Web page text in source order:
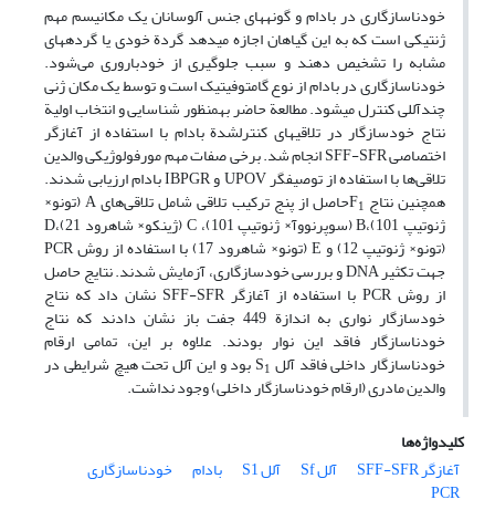
خودناسازگاری در بادام و گونه‏‏های جنس آلوسانان یک مکانیسم مهم
ژنتیکی است که به این گیاهان اجازه می‏‏دهد گردة خودی یا گرده‏‏‏‏های
مشابه را تشخیص دهند و سبب جلوگیری از خودباروری می‌شود.
خودناسازگاری در بادام از نوع گامتوفیتیک است و توسط یک مکان ژنی
چند‏آللی کنترل می‏‏‏شود. مطالعة حاضر به‏منظور شناسایی و انتخاب اولیة
نتاج خودسازگار در تلاقی‏های کنترل‏شدة بادام با استفاده از آغازگر
اختصاصی SFF-SFR انجام شد. برخی صفات مهم مورفولوژیکی والدین
تلاقی‌ها با استفاده از توصیفگر UPOV و IBPGR بادام ارزیابی شدند.
همچنین نتاج F 1 حاصل از پنج ترکیب تلاقی شامل تلاقی‌های A (تونو‏×
ژنوتیپ 101)،B (سوپرنووآ‏× ژنوتیپ 101)، C (ژینکو‏× شاهرود 21)،D
(تونو‏× ژنوتیپ 12) و E (تونو‏× شاهرود 17) با استفاده از روش PCR
جهت تکثیر DNA و بررسی خودسازگاری، آزمایش شدند. نتایج حاصل
از روش PCR با استفاده از آغازگر SFF-SFR نشان داد که نتاج
خودسازگار نواری به اندازة 449 جفت باز نشان دادند که نتاج
خودناسازگار فاقد این نوار بودند. علاوه بر این، تمامی ارقام
خودناسازگار داخلی فاقد آلل S 1 بود‏ و این آلل تحت هیچ شرایطی در
والدین مادری (ارقام خودناسازگار داخلی) وجود نداشت.‏
کلیدواژه‌ها
آغازگر SFF-SFR
آلل Sf آلل S1 بادام خودناسازگاری
PCR